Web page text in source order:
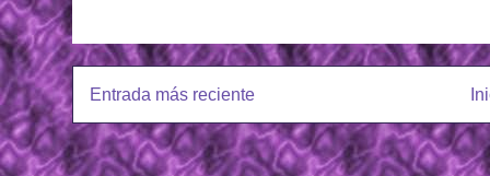
Entrada más reciente